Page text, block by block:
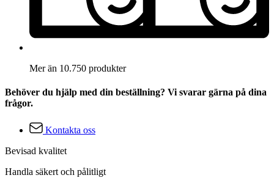
Mer än 10.750 produkter
Behöver du hjälp med din beställning? Vi svarar gärna på dina
frågor.
Kontakta oss
Bevisad kvalitet
Handla säkert och pålitligt